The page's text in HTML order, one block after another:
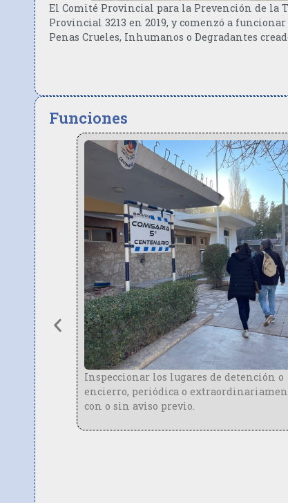
El Comité Provincial para la Prevención de la
Provincial 3213 en 2019, y comenzó a
Penas Crueles, Inhumanos o Degradantes
Funciones
sobre
Inspeccionar los lugares de detención o
encierro, periódica o extraordinariamente,
con o sin aviso previo.